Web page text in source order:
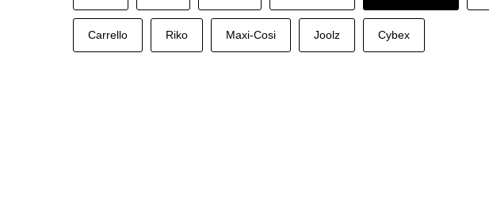
Carrello Riko Maxi-Cosi Joolz Cybex